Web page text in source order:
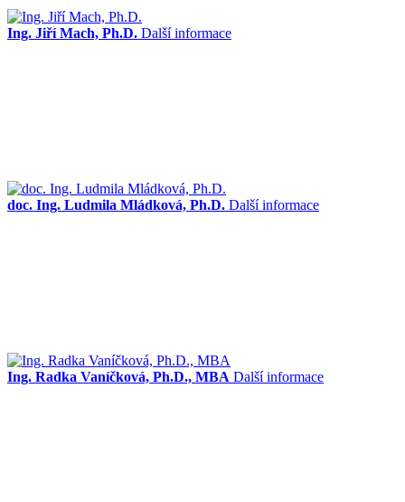
Ing. Jiří Mach, Ph.D. Další informace
doc. Ing. Ludmila Mládková, Ph.D. Další informace
Ing. Radka Vaníčková, Ph.D., MBA Další informace